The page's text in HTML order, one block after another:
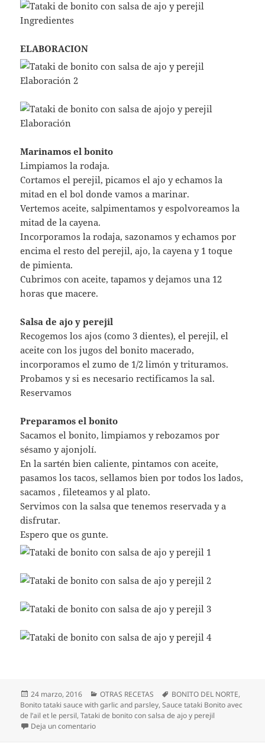
ELABORACION
Marinamos el bonito
Limpiamos la rodaja.
Cortamos el perejil, picamos el ajo y echamos la
mitad en el bol donde vamos a marinar.
Vertemos aceite, salpimentamos y espolvoreamos la
mitad de la cayena.
Incorporamos la rodaja, sazonamos y echamos por
encima el resto del perejil, ajo, la cayena y 1 toque
de pimienta.
Cubrimos con aceite, tapamos y dejamos una 12
horas que macere.
Salsa de ajo y perejil
Recogemos los ajos (como 3 dientes), el perejil, el
aceite con los jugos del bonito macerado,
incorporamos el zumo de 1/2 limón y trituramos.
Probamos y si es necesario rectificamos la sal.
Reservamos
Preparamos el bonito
Sacamos el bonito, limpiamos y rebozamos por
sésamo y ajonjolí.
En la sartén bien caliente, pintamos con aceite,
pasamos los tacos, sellamos bien por todos los lados,
sacamos , fileteamos y al plato.
Servimos con la salsa que tenemos reservada y a
disfrutar.
Espero que os gunte.
Publicado
el
24 marzo, 2016 Categorías
OTRAS RECETAS Etiquetas
BONITO DEL NORTE,
Bonito tataki sauce with garlic and parsley,Sauce tataki Bonito avec
de l’ail et le persil,Tataki de bonito con salsa de ajo y perejil
Deja un comentarioen Tataki de bonito con salsa de ajo y perejil